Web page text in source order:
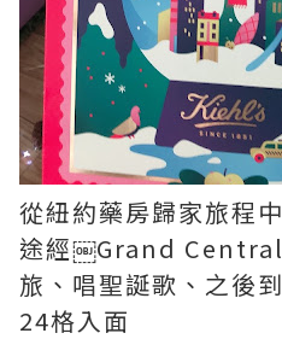
從紐約藥房歸家旅程中
途經￼Grand
旅、唱聖誕歌、之後
24格入面